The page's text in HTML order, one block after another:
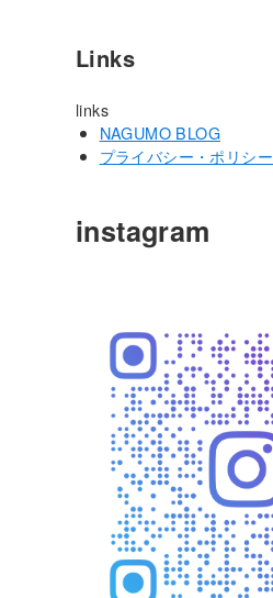
Links
links
NAGUMO BLOG
プライバシー・ポリシー
instagram